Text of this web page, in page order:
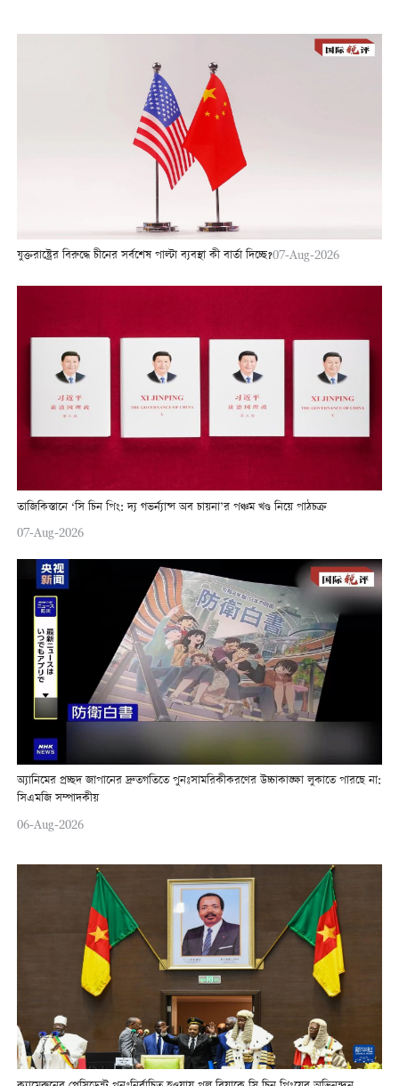
যুক্তরাষ্ট্রের বিরুদ্ধে চীনের সর্বশেষ পাল্টা ব্যবস্থা কী বার্তা দিচ্ছে?07-Aug-2026
তাজিকিস্তানে ‘সি চিন পিং: দ্য গভর্ন্যান্স অব চায়না’র পঞ্চম খণ্ড নিয়ে পাঠচক্র
07-Aug-2026
অ্যানিমের প্রচ্ছদ জাপানের দ্রুতগতিতে পুনঃসামরিকীকরণের উচ্চাকাঙ্ক্ষা লুকাতে পারছে না:
সিএমজি সম্পাদকীয়
06-Aug-2026